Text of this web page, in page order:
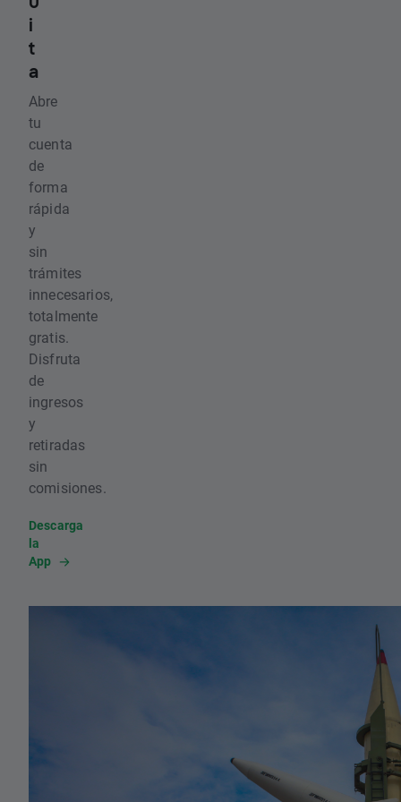
i
t
a
Abre
tu
cuenta
de
forma
rápida
y
sin
trámites
innecesarios,
totalmente
gratis.
Disfruta
de
ingresos
y
retiradas
sin
comisiones.
Descarga
la
App